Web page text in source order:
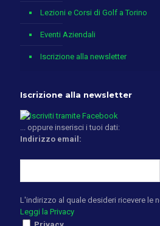
Lezioni e Corsi di Golf a Torino
Eventi Aziendali
Iscrizione alla newsletter
Iscrizione alla newsletter
... oppure inserisci i tuoi dati:
Indirizzo email:
L'indirizzo al quale desideri ricevere le
Leggi la Privacy